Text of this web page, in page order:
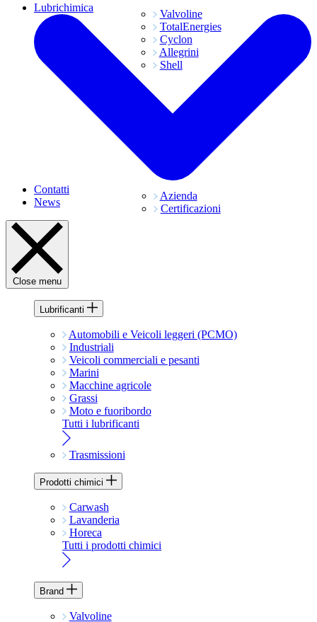
Valvoline
TotalEnergies
Cyclon
Allegrini
Shell
Lubrichimica
Azienda
Certificazioni
Contatti
News
Close menu
Lubrificanti
Automobili e Veicoli leggeri (PCMO)
Industriali
Veicoli commerciali e pesanti
Marini
Macchine agricole
Grassi
Moto e fuoribordo
Tutti i lubrificanti
Trasmissioni
Prodotti chimici
Carwash
Lavanderia
Horeca
Tutti i prodotti chimici
Brand
Valvoline